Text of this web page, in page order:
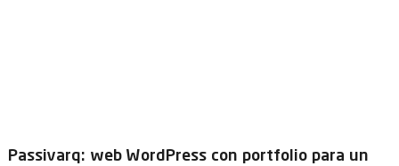
Passivarq: web WordPress con portfolio para un